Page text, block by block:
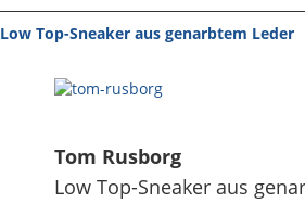
Low Top-Sneaker aus genarbtem Leder
Tom Rusborg
Low Top-Sneaker aus